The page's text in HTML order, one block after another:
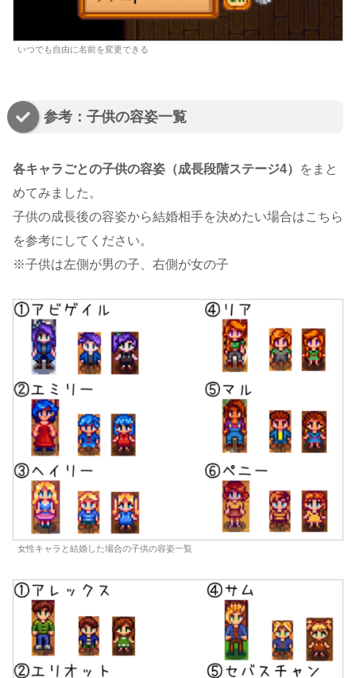
いつでも自由に名前を変更できる
参考：子供の容姿一覧
各キャラごとの子供の容姿（成長段階ステージ4）
をまと
めてみました。
子供の成長後の容姿から結婚相手を決めたい場合はこちら
を参考にしてください。
※子供は左側が男の子、右側が女の子
女性キャラと結婚した場合の子供の容姿一覧